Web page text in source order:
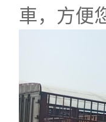
車，方便